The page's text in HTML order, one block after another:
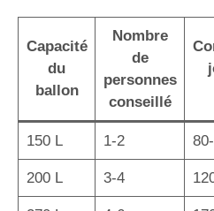
Capacité
du
ballon
Nombre
de
personnes
conseillé
150 L 1-2
200 L 3-4